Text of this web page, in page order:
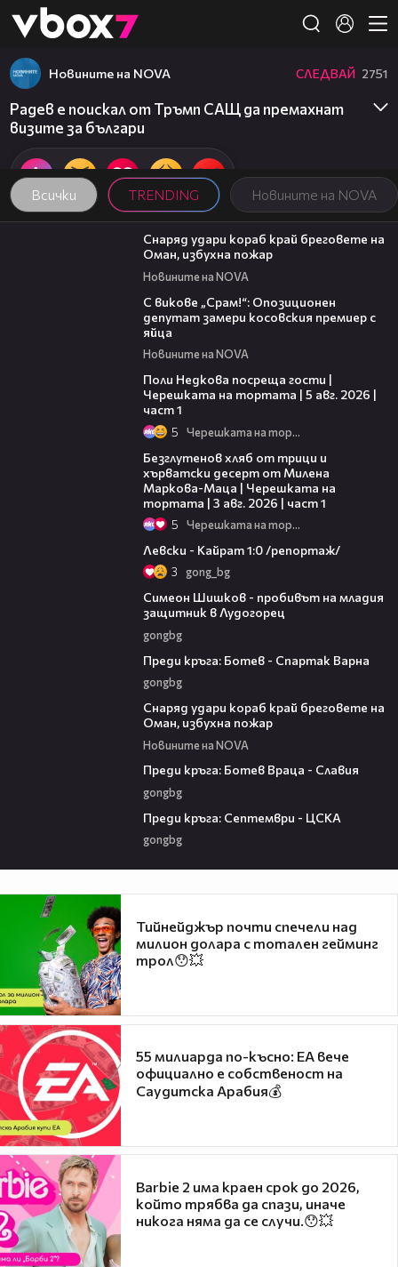
👾
Всички TRENDING Новините на NOVA
Новините на NOVA СЛЕДВАЙ 2751
Радев е поискал от Тръмп САЩ да премахнат
визите за българи
01:04
Снаряд удари кораб край бреговете на
Оман, избухна пожар
Новините на NOVA
С викове „Срам!“: Опозиционен
депутат замери косовския премиер с
яйца
Новините на NOVA
Поли Недкова посреща гости |
Черешката на тортата | 5 авг. 2026 |
част 1
5 Черешката на тортата
Безглутенов хляб от трици и
хърватски десерт от Милена
Маркова-Маца | Черешката на
тортата | 3 авг. 2026 | част 1
5 Черешката на тортата
Левски - Кайрат 1:0 /репортаж/
3 gong_bg
Симеон Шишков - пробивът на младия
защитник в Лудогорец
gongbg
Преди кръга: Ботев - Спартак Варна
gongbg
Снаряд удари кораб край бреговете на
Оман, избухна пожар
Новините на NOVA
Преди кръга: Ботев Враца - Славия
gongbg
Преди кръга: Септември - ЦСКА
gongbg
Тийнейджър почти спечели над
милион долара с тотален гейминг
трол😯💥
55 милиарда по-късно: EA вече
официално е собственост на
Саудитска Арабия💰
Barbie 2 има краен срок до 2026,
който трябва да спази, иначе
никога няма да се случи.😯💥